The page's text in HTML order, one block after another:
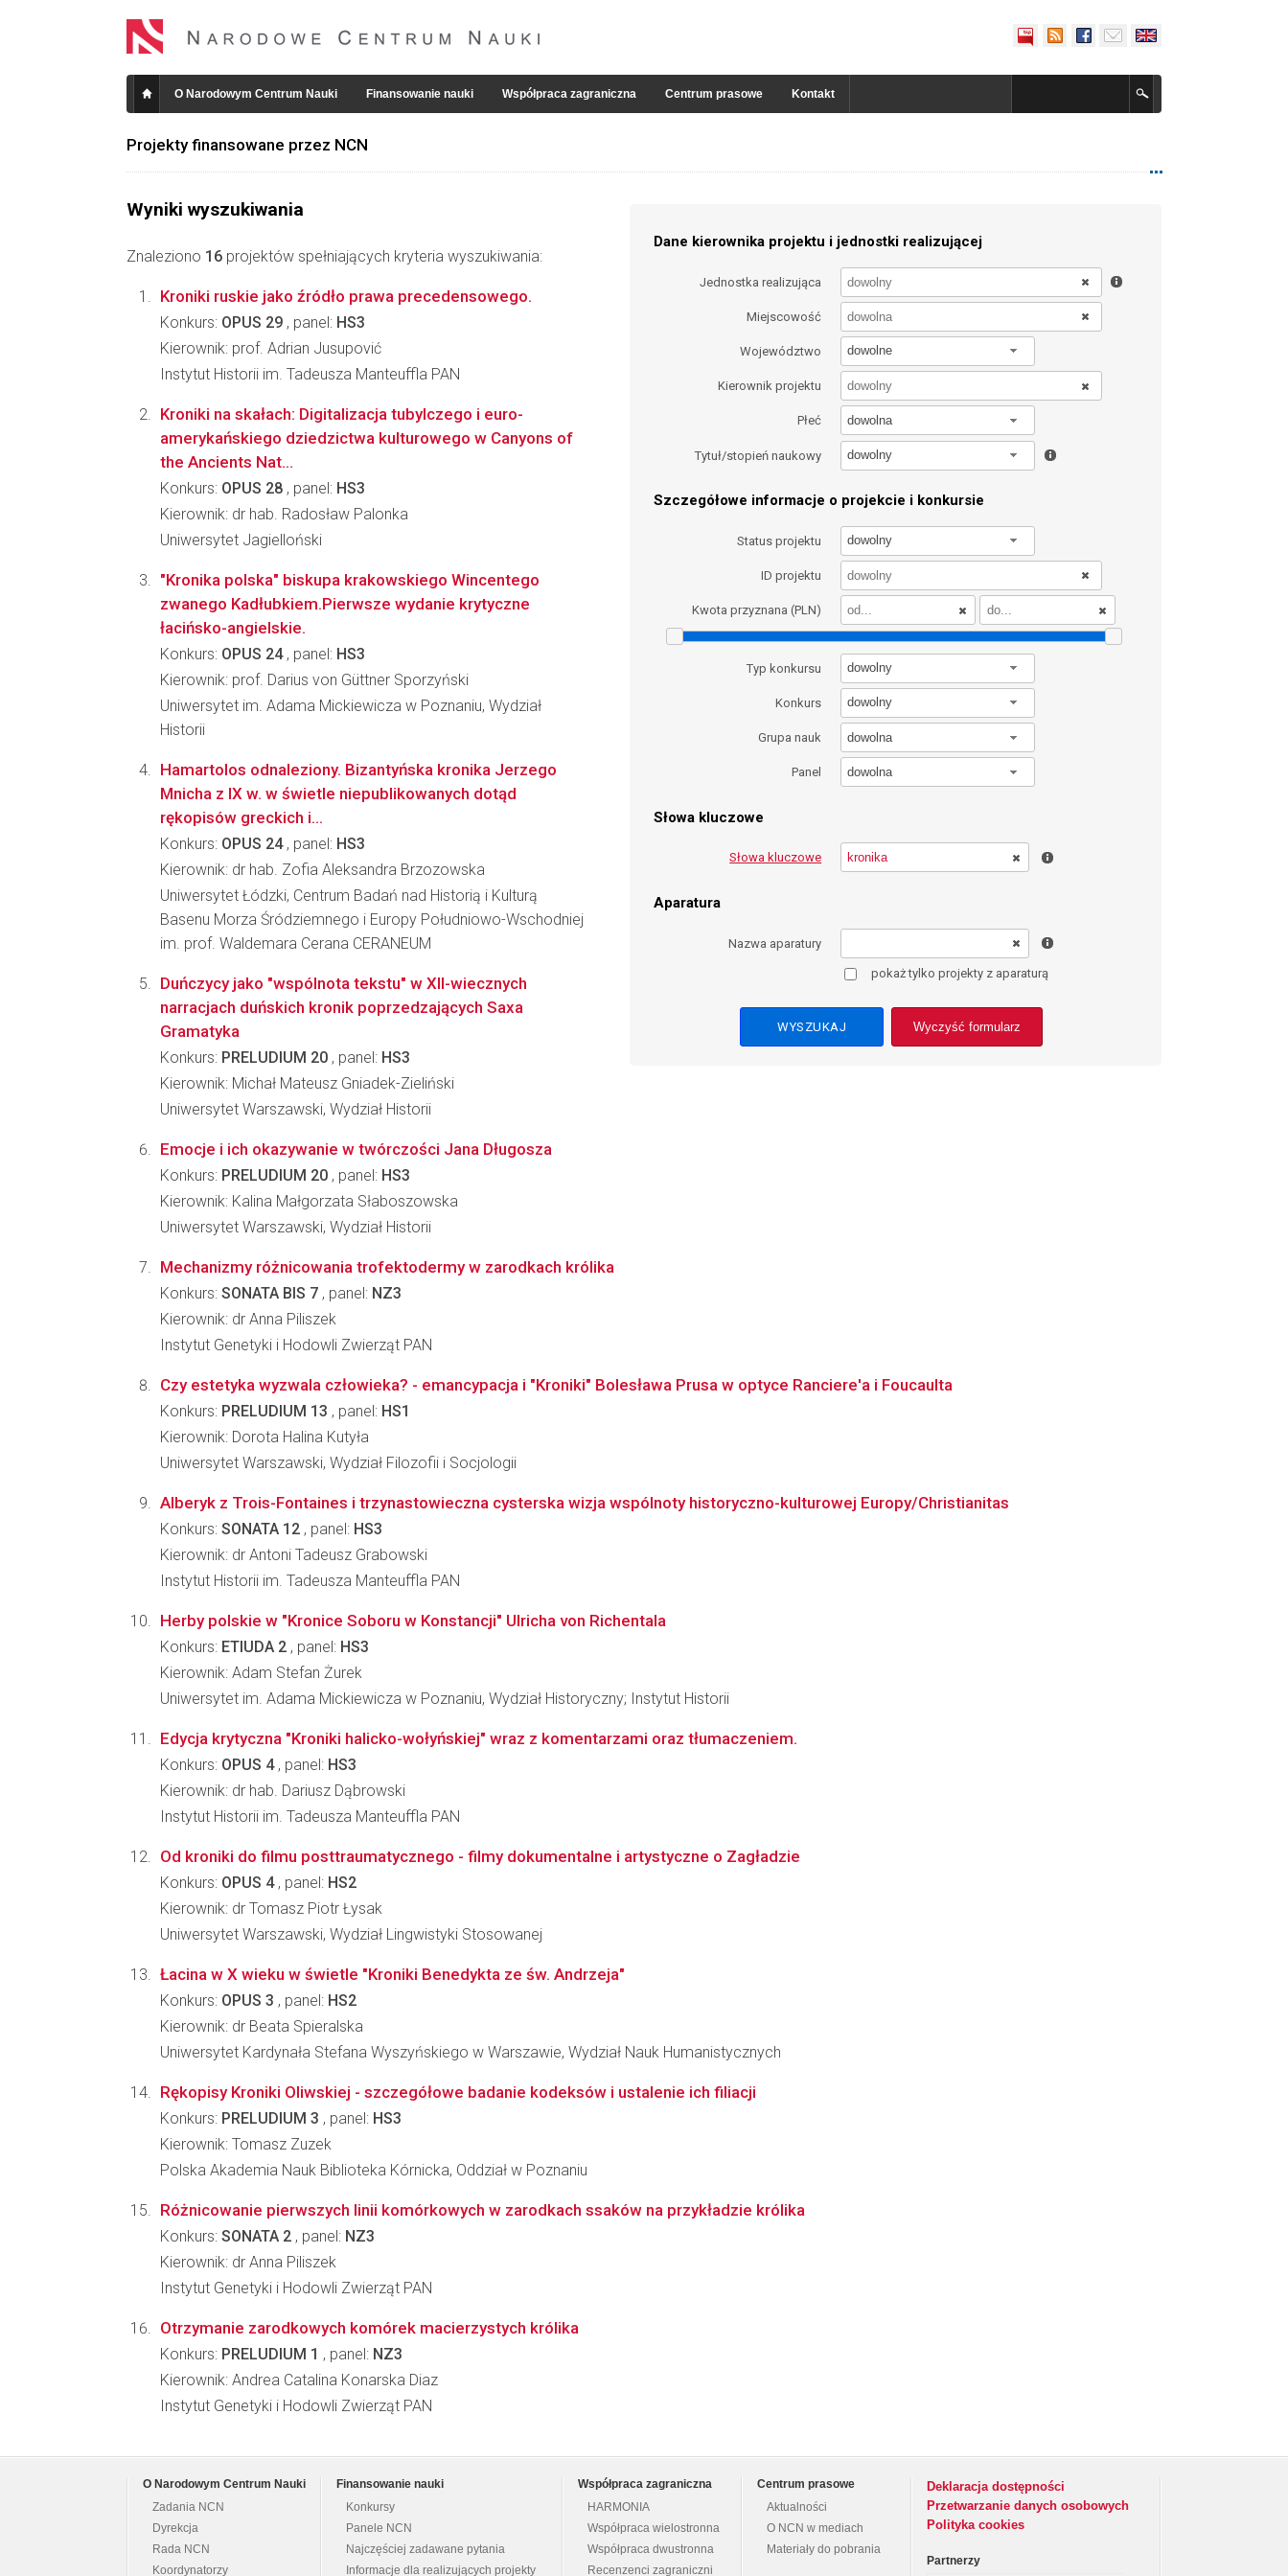
O Narodowym Centrum Nauki Finansowanie nauki Współpraca zagraniczna Centrum prasowe Kontakt
Projekty finansowane przez NCN
Wyniki wyszukiwania
Znaleziono 16 projektów spełniających kryteria wyszukiwania:
Dane kierownika projektu i jednostki realizującej
Jednostka realizująca
Miejscowość
Województwo dowolne
Kierownik projektu
Płeć dowolna
Tytuł/stopień naukowy dowolny
Szczegółowe informacje o projekcie i konkursie
Status projektu dowolny
ID projektu
Kwota przyznana (PLN)
Typ konkursu dowolny
Konkurs dowolny
Grupa nauk dowolna
Panel dowolna
Słowa kluczowe
Słowa kluczowe
Aparatura
Nazwa aparatury
pokaż tylko projekty z aparaturą
Wyczyść formularz
Kroniki ruskie jako źródło prawa precedensowego.
Konkurs: OPUS 29 , panel: HS3
Kierownik: prof. Adrian Jusupović
Instytut Historii im. Tadeusza Manteuffla PAN
Kroniki na skałach: Digitalizacja tubylczego i euro-
amerykańskiego dziedzictwa kulturowego w Canyons of
the Ancients Nat...
Konkurs: OPUS 28 , panel: HS3
Kierownik: dr hab. Radosław Palonka
Uniwersytet Jagielloński
"Kronika polska" biskupa krakowskiego Wincentego
zwanego Kadłubkiem.Pierwsze wydanie krytyczne
łacińsko-angielskie.
Konkurs: OPUS 24, panel: HS3
Kierownik: prof. Darius von Güttner Sporzyński
Uniwersytet im. Adama Mickiewicza w Poznaniu, Wydział
Historii
Hamartolos odnaleziony. Bizantyńska kronika Jerzego
Mnicha z IX w. w świetle niepublikowanych dotąd
rękopisów greckich i...
Konkurs: OPUS 24, panel: HS3
Kierownik: dr hab. Zofia Aleksandra Brzozowska
Uniwersytet Łódzki, Centrum Badań nad Historią i Kulturą
Basenu Morza Śródziemnego i Europy Południowo-Wschodniej
im. prof. Waldemara Cerana CERANEUM
Duńczycy jako "wspólnota tekstu" w XII-wiecznych
narracjach duńskich kronik poprzedzających Saxa
Gramatyka
Konkurs: PRELUDIUM 20 , panel: HS3
Kierownik: Michał Mateusz Gniadek-Zieliński
Uniwersytet Warszawski, Wydział Historii
Emocje i ich okazywanie w twórczości Jana Długosza
Konkurs: PRELUDIUM 20 , panel: HS3
Kierownik: Kalina Małgorzata Słaboszowska
Uniwersytet Warszawski, Wydział Historii
Mechanizmy różnicowania trofektodermy w zarodkach królika
Konkurs: SONATA BIS 7 , panel: NZ3
Kierownik: dr Anna Piliszek
Instytut Genetyki i Hodowli Zwierząt PAN
Czy estetyka wyzwala człowieka? - emancypacja i "Kroniki" Bolesława Prusa w optyce Ranciere'a i Foucaulta
Konkurs: PRELUDIUM 13 , panel: HS1
Kierownik: Dorota Halina Kutyła
Uniwersytet Warszawski, Wydział Filozofii i Socjologii
Alberyk z Trois-Fontaines i trzynastowieczna cysterska wizja wspólnoty historyczno-kulturowej Europy/Christianitas
Konkurs: SONATA 12 , panel: HS3
Kierownik: dr Antoni Tadeusz Grabowski
Instytut Historii im. Tadeusza Manteuffla PAN
Herby polskie w "Kronice Soboru w Konstancji" Ulricha von Richentala
Konkurs: ETIUDA 2 , panel: HS3
Kierownik: Adam Stefan Żurek
Uniwersytet im. Adama Mickiewicza w Poznaniu, Wydział Historyczny; Instytut Historii
Edycja krytyczna "Kroniki halicko-wołyńskiej" wraz z komentarzami oraz tłumaczeniem.
Konkurs: OPUS 4, panel: HS3
Kierownik: dr hab. Dariusz Dąbrowski
Instytut Historii im. Tadeusza Manteuffla PAN
Od kroniki do filmu posttraumatycznego - filmy dokumentalne i artystyczne o Zagładzie
Konkurs: OPUS 4, panel: HS2
Kierownik: dr Tomasz Piotr Łysak
Uniwersytet Warszawski, Wydział Lingwistyki Stosowanej
Łacina w X wieku w świetle "Kroniki Benedykta ze św. Andrzeja"
Konkurs: OPUS 3 , panel: HS2
Kierownik: dr Beata Spieralska
Uniwersytet Kardynała Stefana Wyszyńskiego w Warszawie, Wydział Nauk Humanistycznych
Rękopisy Kroniki Oliwskiej - szczegółowe badanie kodeksów i ustalenie ich filiacji
Konkurs: PRELUDIUM 3 , panel: HS3
Kierownik: Tomasz Zuzek
Polska Akademia Nauk Biblioteka Kórnicka, Oddział w Poznaniu
Różnicowanie pierwszych linii komórkowych w zarodkach ssaków na przykładzie królika
Konkurs: SONATA 2 , panel: NZ3
Kierownik: dr Anna Piliszek
Instytut Genetyki i Hodowli Zwierząt PAN
Otrzymanie zarodkowych komórek macierzystych królika
Konkurs: PRELUDIUM 1 , panel: NZ3
Kierownik: Andrea Catalina Konarska Diaz
Instytut Genetyki i Hodowli Zwierząt PAN
O Narodowym Centrum Nauki
Zadania NCN
Dyrekcja
Rada NCN
Koordynatorzy
Finansowanie nauki
Konkursy
Panele NCN
Najczęściej zadawane pytania
Informacje dla realizujących projekty
Współpraca zagraniczna
HARMONIA
Współpraca wielostronna
Współpraca dwustronna
Recenzenci zagraniczni
Centrum prasowe
Aktualności
O NCN w mediach
Materiały do pobrania
Deklaracja dostępności
Przetwarzanie danych osobowych
Polityka cookies
Partnerzy